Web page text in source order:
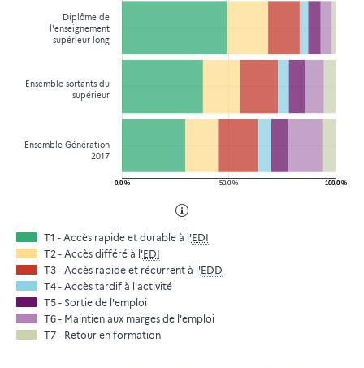
50,0 %
0,0 % 100,0 %
Diplôme de
l'enseignement
supérieur long
Ensemble sortants du
supérieur
Ensemble Génération
2017
T1 - Accès rapide et durable à l'EDI
T2 - Accès différé à l'EDI
T3 - Accès rapide et récurrent à l'EDD
T4 - Accès tardif à l'activité
T5 - Sortie de l'emploi
T6 - Maintien aux marges de l'emploi
T7 - Retour en formation